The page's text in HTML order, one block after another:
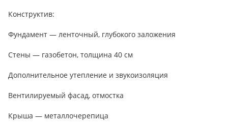
Конструктив:
Фундамент — ленточный, глубокого заложения
Стены — газобетон, толщина 40 см
Дополнительное утепление и звукоизоляция
Вентилируемый фасад, отмостка
Крыша — металлочерепица